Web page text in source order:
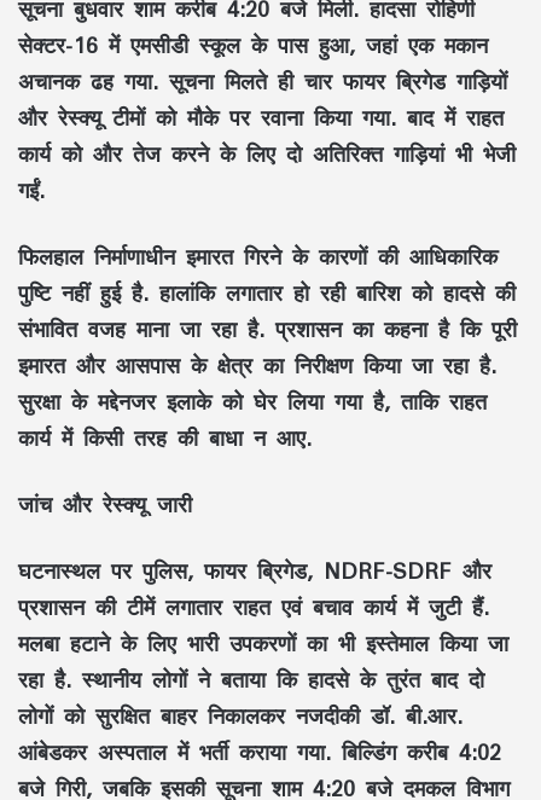
सेक्टर-16 में एमसीडी स्कूल के पास हुआ, जहां एक मकान
अचानक ढह गया. सूचना मिलते ही चार फायर ब्रिगेड गाड़ियों
और रेस्क्यू टीमों को मौके पर रवाना किया गया. बाद में राहत
कार्य को और तेज करने के लिए दो अतिरिक्त गाड़ियां भी भेजी
गईं.
फिलहाल निर्माणाधीन इमारत गिरने के कारणों की आधिकारिक
पुष्टि नहीं हुई है. हालांकि लगातार हो रही बारिश को हादसे की
संभावित वजह माना जा रहा है. प्रशासन का कहना है कि पूरी
इमारत और आसपास के क्षेत्र का निरीक्षण किया जा रहा है.
सुरक्षा के मद्देनजर इलाके को घेर लिया गया है, ताकि राहत
कार्य में किसी तरह की बाधा न आए.
जांच और रेस्क्यू जारी
घटनास्थल पर पुलिस, फायर ब्रिगेड, NDRF-SDRF और
प्रशासन की टीमें लगातार राहत एवं बचाव कार्य में जुटी हैं.
मलबा हटाने के लिए भारी उपकरणों का भी इस्तेमाल किया जा
रहा है. स्थानीय लोगों ने बताया कि हादसे के तुरंत बाद दो
लोगों को सुरक्षित बाहर निकालकर नजदीकी डॉ. बी.आर.
आंबेडकर अस्पताल में भर्ती कराया गया. बिल्डिंग करीब 4:02
बजे गिरी, जबकि इसकी सूचना शाम 4:20 बजे दमकल विभाग